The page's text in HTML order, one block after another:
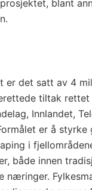
blant
er det satt av 4
tiltak rettet
Innlandet,
er å styrke
i
både innen
næringer.